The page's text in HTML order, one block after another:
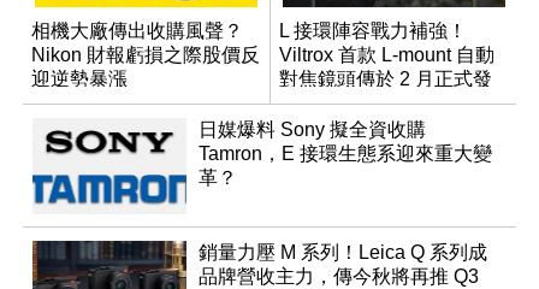
相機大廠傳出收購風聲？
Nikon 財報虧損之際股價反
迎逆勢暴漲
L 接環陣容戰力補強！
Viltrox 首款 L-mount 自動
對焦鏡頭傳於 2 月正式發
表
日媒爆料 Sony 擬全資收購
Tamron，E 接環生態系迎來重大變
革？
銷量力壓 M 系列！Leica Q 系列成
品牌營收主力，傳今秋將再推 Q3